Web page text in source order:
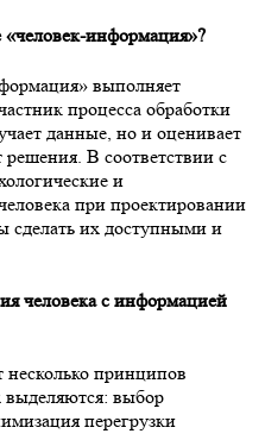
«человек-информация»?
выполняет
процесса обработки
данные, но и оценивает
В соответствии с
и
при проектировании
сделать их доступными и
человека с информацией
принципов
выделяются: выбор
перегрузки